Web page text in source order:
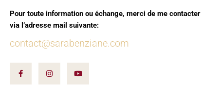
Pour toute information ou échange, merci de me contacter
via l’adresse mail suivante:
contact@sarabenziane.com